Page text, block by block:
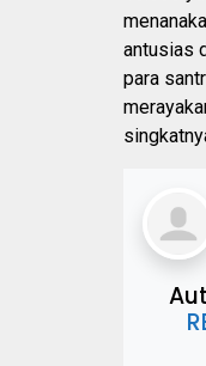
antusias
para